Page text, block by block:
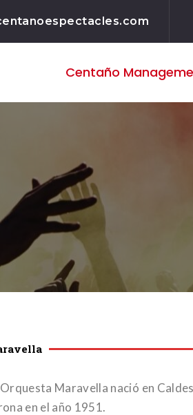
Centaño
Maravella nació en
en el año 1951.